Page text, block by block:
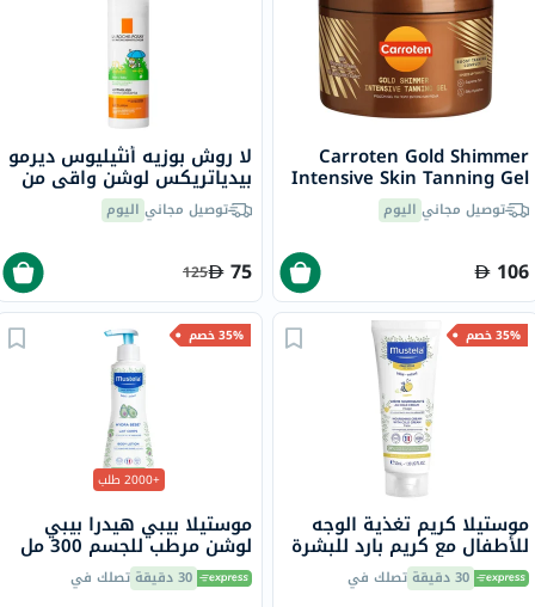
Carroten Gold Shimmer
Intensive Skin Tanning Gel
150mlتوصيل مجاني اليوم
106
لا روش بوزيه أنثيليوس ديرمو
بيدياتريكس لوشن واقي من
الشمس للأطفال بعامل حماية
من الشمس 50+ 50 مل
توصيل مجاني اليوم
75
125
35% خصم
موستيلا كريم تغذية الوجه
للأطفال مع كريم بارد للبشرة
الجافة 40 مل30 دقيقة تصلك في
35% خصم
+2000 طلب
موستيلا بيبي هيدرا بيبي
لوشن مرطب للجسم 300 مل
30 دقيقة تصلك في